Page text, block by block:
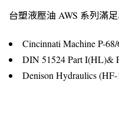
台塑液壓油 AWS 系列滿
Cincinnati Machine P-
DIN 51524 Part I(HL)&
Denison Hydraulics